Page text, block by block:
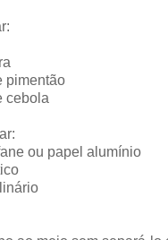
pimentão
cebola
ou papel alumínio